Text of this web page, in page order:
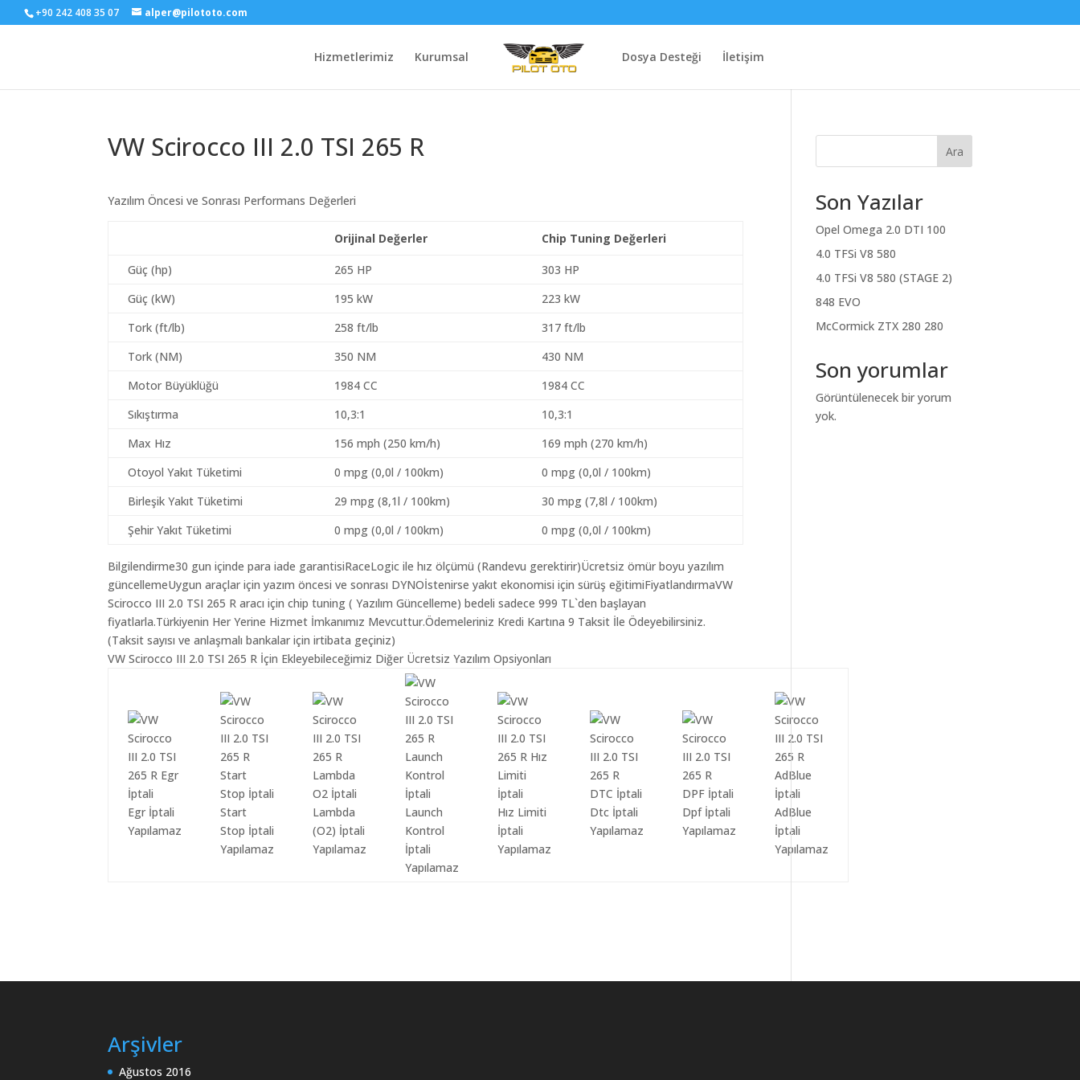
+90 242 408 35 07 alper@pilototo.com
Hizmetlerimiz Kurumsal Dosya Desteği İletişim
VW Scirocco III 2.0 TSI 265 R
Yazılım Öncesi ve Sonrası Performans Değerleri
Orijinal Değerler Chip Tuning Değerleri
Güç (hp) 265 HP
303 HP
Güç (kW)
195 kW
223 kW
Tork (ft/lb)
258 ft/lb
317 ft/lb
Tork (NM)
350 NM
430 NM
Motor Büyüklüğü
1984 CC
1984 CC
Sıkıştırma
10,3:1
10,3:1
Max Hız
156 mph (250 km/h)
169 mph (270 km/h)
Otoyol Yakıt Tüketimi
0 mpg (0,0l / 100km)
0 mpg (0,0l / 100km)
Birleşik Yakıt Tüketimi
29 mpg (8,1l / 100km)
30 mpg (7,8l / 100km)
Şehir Yakıt Tüketimi
0 mpg (0,0l / 100km) 0 mpg (0,0l / 100km)
Bilgilendirme30 gun içinde para iade garantisiRaceLogic ile hız ölçümü (Randevu gerektirir)Ücretsiz ömür boyu yazılım
güncellemeUygun araçlar için yazım öncesi ve sonrası DYNOİstenirse yakıt ekonomisi için sürüş eğitimiFiyatlandırmaVW
Scirocco III 2.0 TSI 265 R aracı için chip tuning ( Yazılım Güncelleme) bedeli sadece 999 TL`den başlayan
fiyatlarla.Türkiyenin Her Yerine Hizmet İmkanımız Mevcuttur.Ödemeleriniz Kredi Kartına 9 Taksit İle Ödeyebilirsiniz.
(Taksit sayısı ve anlaşmalı bankalar için irtibata geçiniz)
VW Scirocco III 2.0 TSI 265 R İçin Ekleyebileceğimiz Diğer Ücretsiz Yazılım Opsiyonları
Egr İptali
Yapılamaz
Start
Stop İptali
Yapılamaz
Lambda
(O2) İptali
Yapılamaz
Launch
Kontrol
İptali
Yapılamaz
Hız Limiti
İptali
Yapılamaz
Dtc İptali
Yapılamaz
Dpf İptali
Yapılamaz
AdBlue
İptali
Yapılamaz
Ara
Son Yazılar
Opel Omega 2.0 DTI 100
4.0 TFSi V8 580
4.0 TFSi V8 580 (STAGE 2)
848 EVO
McCormick ZTX 280 280
Son yorumlar
Görüntülenecek bir yorum
yok.
Arşivler
Ağustos 2016